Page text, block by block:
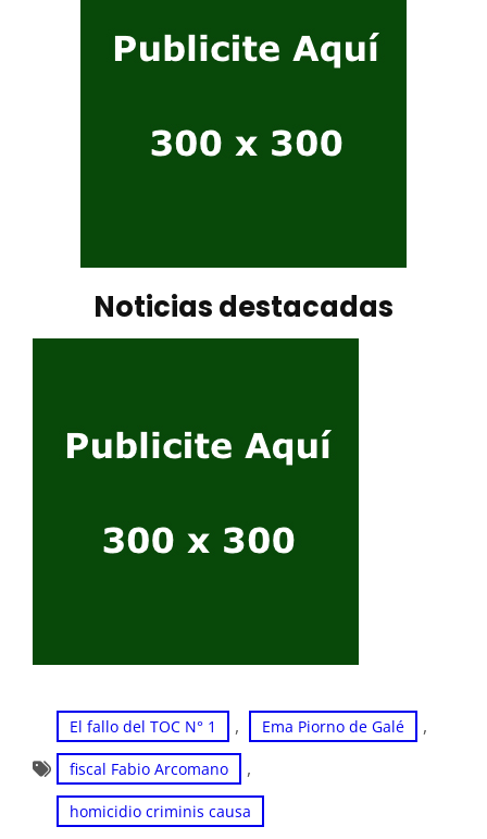
Noticias destacadas
El fallo del TOC N° 1 , Ema Piorno de Galé ,
fiscal Fabio Arcomano ,
homicidio criminis causa